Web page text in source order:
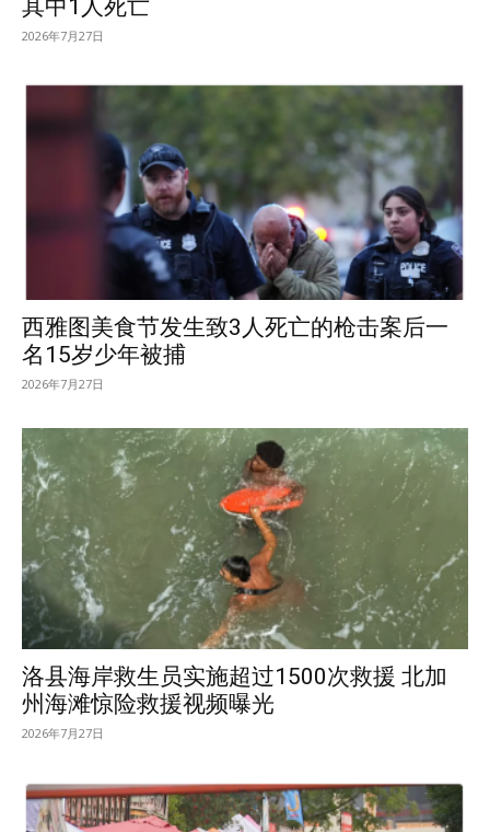
其中1人死亡
2026年7月27日
西雅图美食节发生致3人死亡的枪击案后一
名15岁少年被捕
2026年7月27日
洛县海岸救生员实施超过1500次救援 北加
州海滩惊险救援视频曝光
2026年7月27日